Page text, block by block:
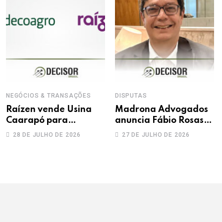
NEGÓCIOS & TRANSAÇÕES
Raízen vende Usina
Caarapó para
Adecoagro em
28 DE JULHO DE 2026
DISPUTAS
Madrona Advogados
anuncia Fábio Rosas
como novo sócio
27 DE JULHO DE 2026